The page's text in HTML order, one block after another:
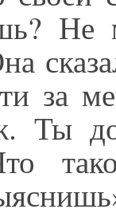
за
Ты